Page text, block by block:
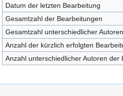
Datum der letzten Bearbeitung
Gesamtzahl der Bearbeitungen
Gesamtzahl unterschiedlicher Autoren
Anzahl der kürzlich erfolgten
Anzahl unterschiedlicher Autoren